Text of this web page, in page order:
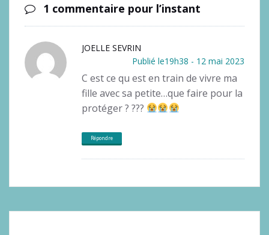
1 commentaire pour l’instant
JOELLE SEVRIN
Publié le19h38 - 12 mai 2023
C est ce qu est en train de vivre ma
fille avec sa petite…que faire pour la
protéger ? ???
Répondre